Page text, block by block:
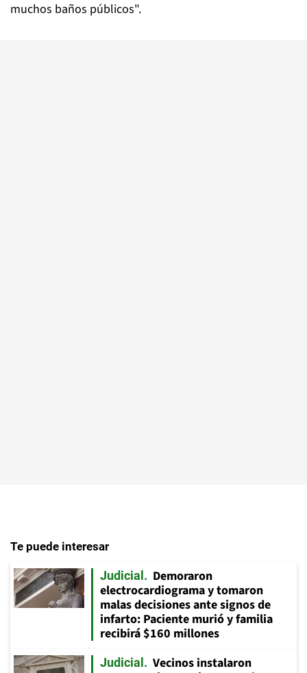
muchos baños públicos".
Te puede interesar
Judicial
Demoraron
electrocardiograma y tomaron
malas decisiones ante signos de
infarto: Paciente murió y familia
recibirá $160 millones
Judicial
Vecinos instalaron